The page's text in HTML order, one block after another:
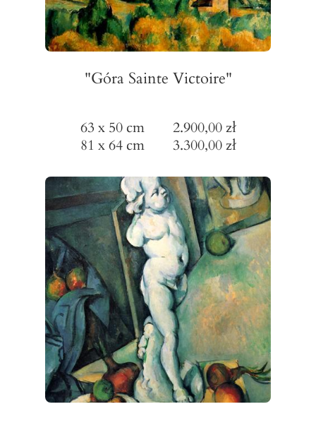
63 x 50 cm 2.900,00 zł
81 x 64 cm 3.300,00 zł
"Góra Sainte Victoire"